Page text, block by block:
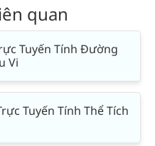
quan
Tuyến Tính Đường
Vi
Tuyến Tính Thể Tích